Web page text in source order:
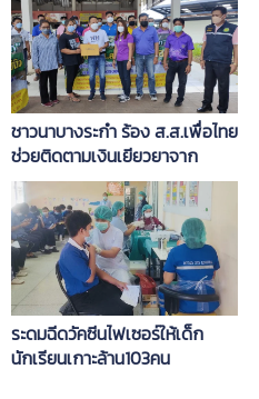
ชาวนาบางระกำ ร้อง ส.ส.เพื่อไทย
ช่วยติดตามเงินเยียวยาจาก
รัฐบาล
ระดมฉีดวัคซีนไฟเซอร์ให้เด็ก
นักเรียนเกาะล้าน103คน